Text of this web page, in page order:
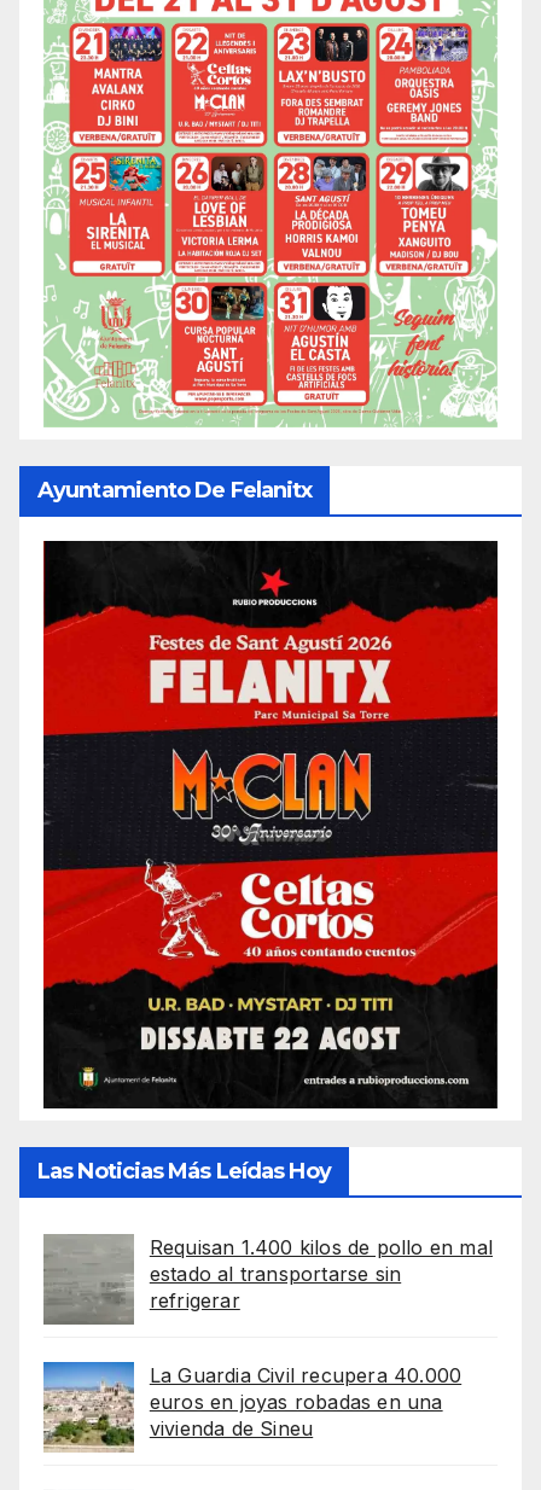
Ayuntamiento De Felanitx
Las Noticias Más Leídas Hoy
Requisan 1.400 kilos de pollo en mal
estado al transportarse sin
refrigerar
La Guardia Civil recupera 40.000
euros en joyas robadas en una
vivienda de Sineu